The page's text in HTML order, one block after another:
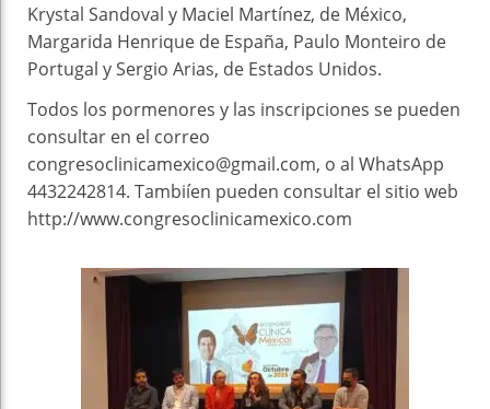
Krystal Sandoval y Maciel Martínez, de México,
Margarida Henrique de España, Paulo Monteiro de
Portugal y Sergio Arias, de Estados Unidos.
Todos los pormenores y las inscripciones se pueden
consultar en el correo
congresoclinicamexico@gmail.com, o al WhatsApp
4432242814. Tambiíen pueden consultar el sitio web
http://www.congresoclinicamexico.com